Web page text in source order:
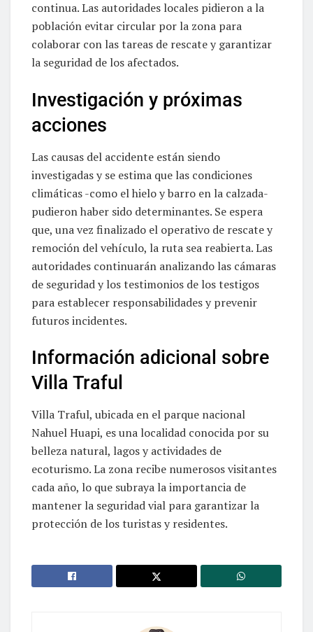
continua. Las autoridades locales pidieron a la
población evitar circular por la zona para
colaborar con las tareas de rescate y garantizar
la seguridad de los afectados.
Investigación y próximas
acciones
Las causas del accidente están siendo
investigadas y se estima que las condiciones
climáticas -como el hielo y barro en la calzada-
pudieron haber sido determinantes. Se espera
que, una vez finalizado el operativo de rescate y
remoción del vehículo, la ruta sea reabierta. Las
autoridades continuarán analizando las cámaras
de seguridad y los testimonios de los testigos
para establecer responsabilidades y prevenir
futuros incidentes.
Información adicional sobre
Villa Traful
Villa Traful, ubicada en el parque nacional
Nahuel Huapi, es una localidad conocida por su
belleza natural, lagos y actividades de
ecoturismo. La zona recibe numerosos visitantes
cada año, lo que subraya la importancia de
mantener la seguridad vial para garantizar la
protección de los turistas y residentes.